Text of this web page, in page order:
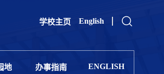
地 办事指南 ENGLISH
学校主页 English